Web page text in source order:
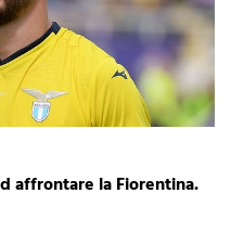
affrontare la Fiorentina.